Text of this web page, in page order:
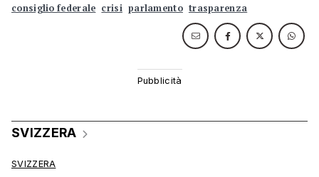
consiglio federale crisi parlamento trasparenza
SVIZZERA
SVIZZERA